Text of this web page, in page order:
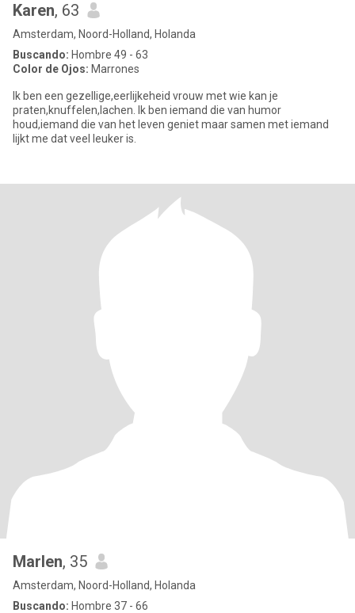
Karen, 63
Amsterdam, Noord-Holland, Holanda
Buscando: Hombre 49 - 63
Color de Ojos: Marrones
Ik ben een gezellige,eerlijkeheid vrouw met wie kan je
praten,knuffelen,lachen. Ik ben iemand die van humor
houd,iemand die van het leven geniet maar samen met iemand
lijkt me dat veel leuker is.
Marlen, 35
Amsterdam, Noord-Holland, Holanda
Buscando: Hombre 37 - 66